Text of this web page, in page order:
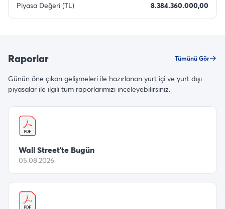
Piyasa Değeri (TL)
8.384.360.000,00
Raporlar Tümünü Gör
Günün öne çıkan gelişmeleri ile hazırlanan yurt içi ve yurt dışı
piyasalar ile ilgili tüm raporlarımızı inceleyebilirsiniz.
Wall Street’te Bugün
05.08.2026